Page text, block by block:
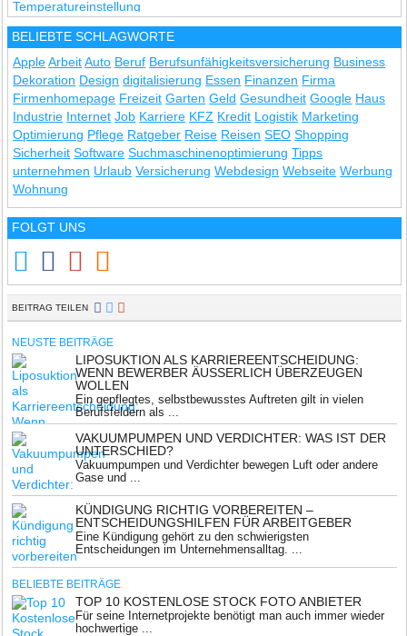
BELIEBTE SCHLAGWORTE
Apple Arbeit Auto Beruf Berufsunfähigkeitsversicherung Business
Dekoration Design digitalisierung Essen Finanzen Firma
Firmenhomepage Freizeit Garten Geld Gesundheit Google Haus
Industrie Internet Job Karriere KFZ Kredit Logistik Marketing
Optimierung Pflege Ratgeber Reise Reisen SEO Shopping
Sicherheit Software Suchmaschinenoptimierung Tipps
unternehmen Urlaub Versicherung Webdesign Webseite Werbung
Wohnung
FOLGT UNS
BEITRAG TEILEN
NEUSTE BEITRÄGE
LIPOSUKTION ALS KARRIEREENTSCHEIDUNG:
WENN BEWERBER ÄUSSERLICH ÜBERZEUGEN W
OLLEN
Ein gepflegtes, selbstbewusstes Auftreten gilt in vielen
Berufsfeldern als ...
VAKUUMPUMPEN UND VERDICHTER: WAS IST DER
UNTERSCHIED?
Vakuumpumpen und Verdichter bewegen Luft oder andere
Gase und ...
KÜNDIGUNG RICHTIG VORBEREITEN –
ENTSCHEIDUNGSHILFEN FÜR ARBEITGEBER
Eine Kündigung gehört zu den schwierigsten
Entscheidungen im Unternehmensalltag. ...
BELIEBTE BEITRÄGE
TOP 10 KOSTENLOSE STOCK FOTO ANBIETER
Für seine Internetprojekte benötigt man auch immer wieder
hochwertige ...